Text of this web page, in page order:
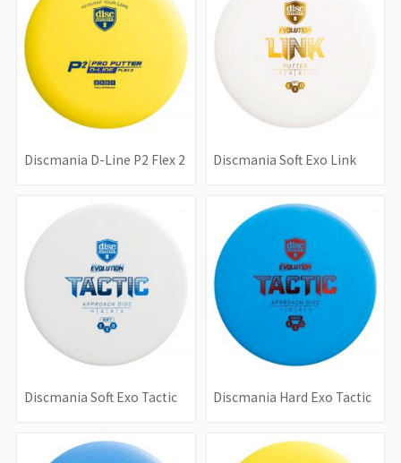
Discmania D-Line P2 Flex 2 Discmania Soft Exo Link
Discmania Soft Exo Tactic Discmania Hard Exo Tactic